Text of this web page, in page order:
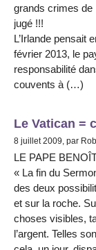
grands crimes de
jugé !!!
L’Irlande pensait
février 2013, le
responsabilité
couvents à (…)
Le Vatican =
8 juillet 2009, par
LE PAPE
« La fin du
des deux
et sur la roche.
choses visibles,
l’argent. Telles